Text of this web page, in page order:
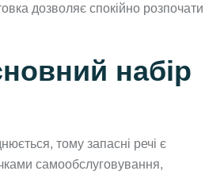
дозволяє спокійно розпочати
набір
тому запасні речі є
самообслуговування,